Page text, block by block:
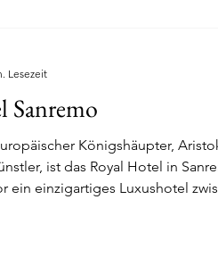
Sanremo
Königshäupter,
ist das Royal Hotel in
ein einzigartiges Luxushotel
Lesezeit